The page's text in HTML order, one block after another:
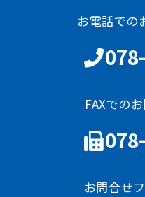
お電話での
FAXでの
お問合せ